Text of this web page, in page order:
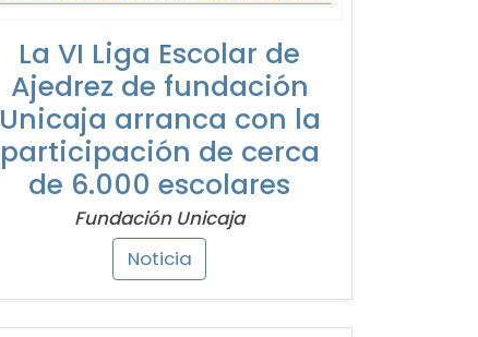
La VI Liga Escolar de
Ajedrez de fundación
Unicaja arranca con la
participación de cerca
de 6.000 escolares
Fundación Unicaja
Noticia